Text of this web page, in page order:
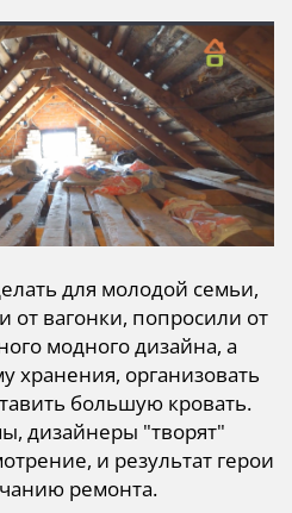
для молодой семьи,
от вагонки, попросили от
модного дизайна, а
хранения, организовать
большую кровать.
дизайнеры "творят"
и результат герои
ремонта.